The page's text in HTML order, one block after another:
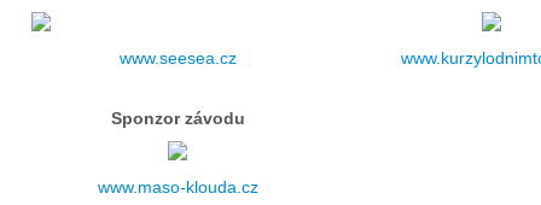
Rádio (MF, HF, VHF)
Kapitánské zkoušky
www.seesea.cz
Sponzor závodu
www.maso-klouda.cz